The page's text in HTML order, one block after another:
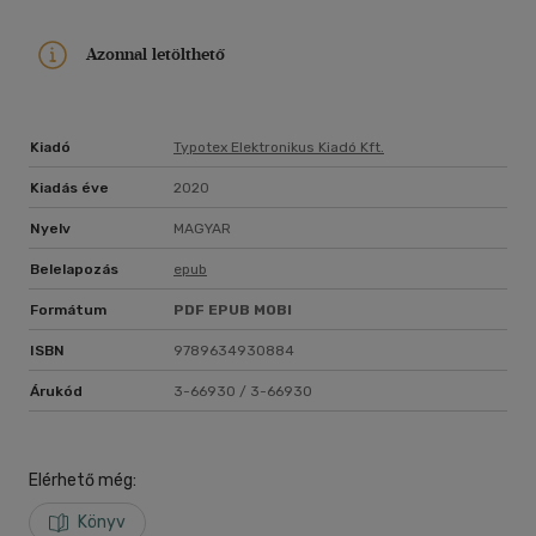
Azonnal letölthető
Kiadó Typotex Elektronikus Kiadó Kft.
Kiadás éve 2020
Nyelv MAGYAR
Belelapozás epub
Formátum PDF EPUB MOBI
ISBN 9789634930884
Árukód 3-66930 / 3-66930
Elérhető még:
Könyv